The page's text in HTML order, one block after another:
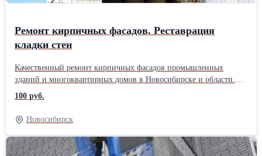
Ремонт кирпичных фасадов. Реставрация
кладки стен
Качественный ремонт кирпичных фасадов промышленных
зданий и многоквартирных домов в Новосибирске и области.
Ремонт кирпичного фасада здания включает в себя: устранение
трещин в кирпиче; замена отдельного кирпича; реставрация
швов и стыков; гидрофобизация стен. Недорогая цена м2
восстановления кирпичной кладки, расчет за 1 день, гарантия на
все услуги, профессиональная бригада!
100 руб.
Новосибирск